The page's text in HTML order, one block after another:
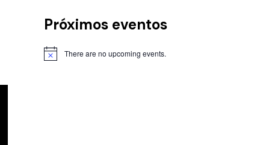
Próximos eventos
There are no upcoming events.